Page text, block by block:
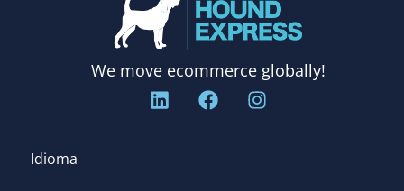
We move ecommerce globally!
Idioma